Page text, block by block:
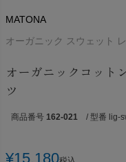
MATONA
オーガニック スウェット
オーガニックコット
ツ
商品番号 162-021 / 型番 lig-
¥15,180